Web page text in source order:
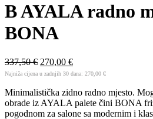
B AYALA radno
BONA
337,50€ 270,00 €
Najniža cijena u zadnjih 30 dana: 270,00 €
Minimalistička zidno radno mjesto.
obrade iz AYALA palete čini BONA
pogodnom za salone sa modernim i